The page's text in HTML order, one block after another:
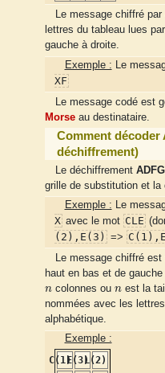
Le message chiffré par
lettres du tableau lues
gauche à droite.
Exemple : Le
XF
Le message codé est
Morse au destinataire.
Comment décoder
déchiffrement)
Le déchiffrement
grille de substitution et la
Exemple : Le
X avec le mot CLE
(2),E(3)
=>
Le message chiffré
haut en bas et de
n
n colonnes ou n
n est la
nommées avec les
alphabétique.
Exemple :
C(1)E(3)L(2)